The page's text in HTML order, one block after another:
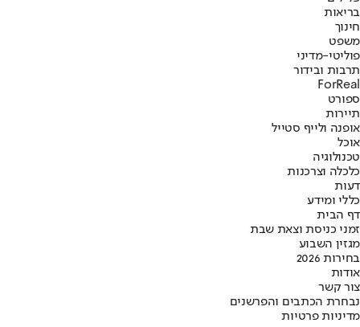
בריאות
חינוך
משפט
פוליטי-מדיני
תרבות ובידור
ForReal
ספורט
תיירות
אופנה ולייף סטייל
אוכל
טכנולוגיה
כלכלה וצרכנות
דעות
כללי ומידע
דף הבית
זמני כניסת וצאת שבת
מגזין השבוע
בחירות 2026
אודות
צור קשר
נבחרת הכתבים והפרשנים
מדיניות פרטיות